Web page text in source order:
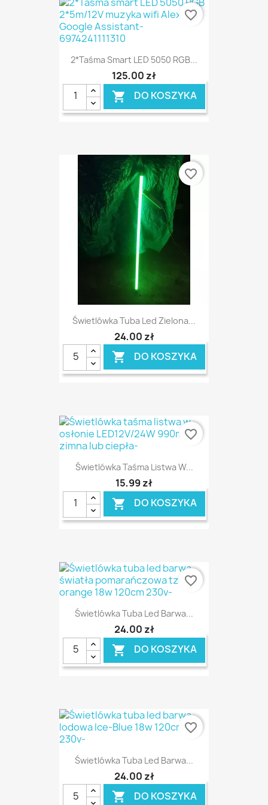
2*Taśma Smart LED 5050 RGB...
125,00 zł
 DO KOSZYKA
favorite_border
Świetlówka Tuba Led Zielona...
24,00 zł
 DO KOSZYKA
favorite_border
Świetlówka Taśma Listwa W...
15,99 zł
 DO KOSZYKA
favorite_border
Świetlówka Tuba Led Barwa...
24,00 zł
 DO KOSZYKA
favorite_border
Świetlówka Tuba Led Barwa...
24,00 zł
 DO KOSZYKA
favorite_border